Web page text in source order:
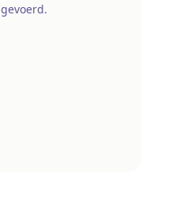
gevoerd.